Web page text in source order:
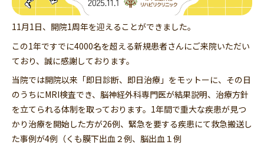
11月1日、開院1周年を迎えることができました。
この1年ですでに4000名を超える新規患者さんにご来院いただい
ており、誠に感謝しております。
当院では開院以来「即日診断、即日治療」をモットーに、その日
のうちにMRI検査でき、脳神経外科専門医が結果説明、治療方針
を立てられる体制を取っております。1年間で重大な疾患が見つ
かり治療を開始した方が26例、緊急を要する疾患にて救急搬送し
た事例が4例（くも膜下出血２例、脳出血１例